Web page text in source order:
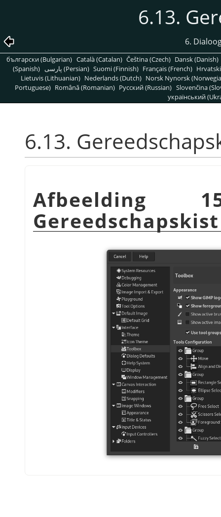
6.13.
6.
български (Bulgarian) Català (Catalan) Čeština (Czech) Dansk (Danish)
(Spanish)
پارسی (Persian) Suomi (Finnish) Français (French)
Lietuvis (Lithuanian) Nederlands (Dutch) Norsk Nynorsk
Portuguese) Română (Romanian) Pусский (Russian) Slovenčina
український
6.13.
Afbeelding
Gereedschapskist